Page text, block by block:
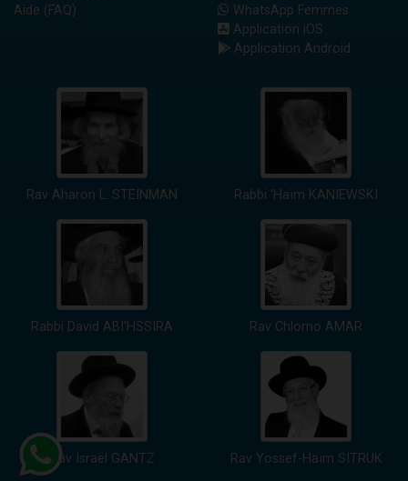
Aide (FAQ)
WhatsApp Femmes
Application iOS
Application Android
Rav Aharon L. STEINMAN Rabbi 'Haïm KANIEWSKI
Rabbi David ABI'HSSIRA Rav Chlomo AMAR
Rav Israël GANTZ Rav Yossef-Haïm SITRUK